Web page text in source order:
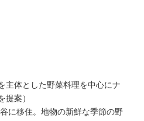
主体とした野菜料理を中心にナ
提案）
に移住。地物の新鮮な季節の野